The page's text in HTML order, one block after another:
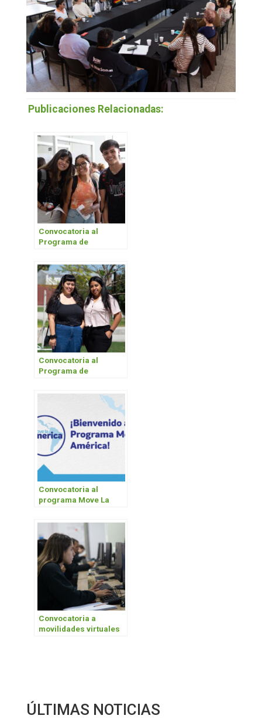
Publicaciones Relacionadas:
Convocatoria al
Programa de
académico PILA
Convocatoria al
Programa de
Convocatoria al
programa Move La
Convocatoria a
movilidades virtuales
ÚLTIMAS NOTICIAS